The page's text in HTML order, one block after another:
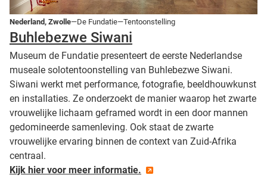
Nederland, Zwolle—De Fundatie—Tentoonstelling
Buhlebezwe Siwani
Museum de Fundatie presenteert de eerste Nederlandse
museale solotentoonstelling van Buhlebezwe Siwani.
Siwani werkt met performance, fotografie, beeldhouwkunst
en installaties. Ze onderzoekt de manier waarop het zwarte
vrouwelijke lichaam geframed wordt in een door mannen
gedomineerde samenleving. Ook staat de zwarte
vrouwelijke ervaring binnen de context van Zuid-Afrika
centraal.
Kijk hier voor meer informatie.